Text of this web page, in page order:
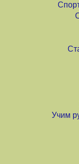
Учим